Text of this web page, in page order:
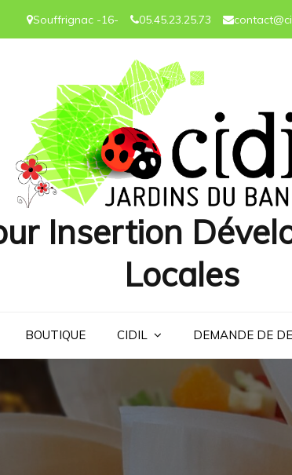
Souffrignac -16- 05.45.23.25.73
Insertion
Locales
BOUTIQUE CIDIL DEMANDE DE